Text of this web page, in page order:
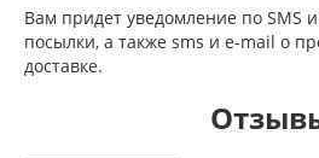
Вам придет уведомление по SMS
посылки, а также sms и e-mail о
доставке.